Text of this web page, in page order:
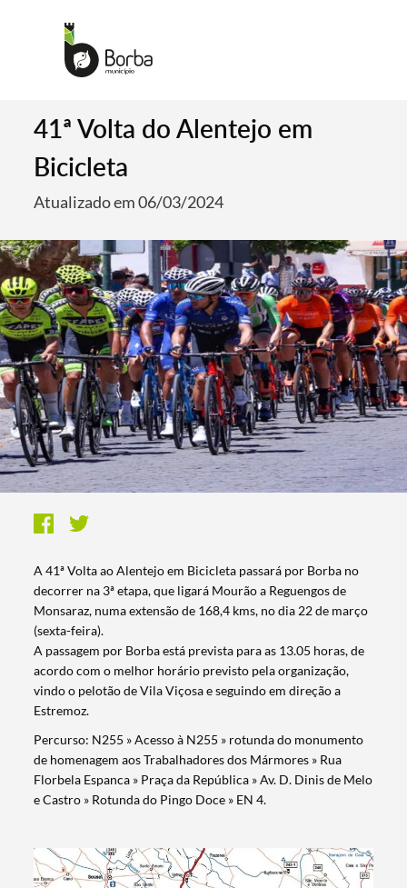
41ª Volta do Alentejo em
Bicicleta
Atualizado em 06/03/2024
A 41ª Volta ao Alentejo em Bicicleta passará por Borba no
decorrer na 3ª etapa, que ligará Mourão a Reguengos de
Monsaraz, numa extensão de 168,4 kms, no dia 22 de março
(sexta-feira).
A passagem por Borba está prevista para as 13.05 horas, de
acordo com o melhor horário previsto pela organização,
vindo o pelotão de Vila Viçosa e seguindo em direção a
Estremoz.
Percurso: N255 » Acesso à N255 » rotunda do monumento
de homenagem aos Trabalhadores dos Mármores » Rua
Florbela Espanca » Praça da República » Av. D. Dinis de Melo
e Castro » Rotunda do Pingo Doce » EN 4.